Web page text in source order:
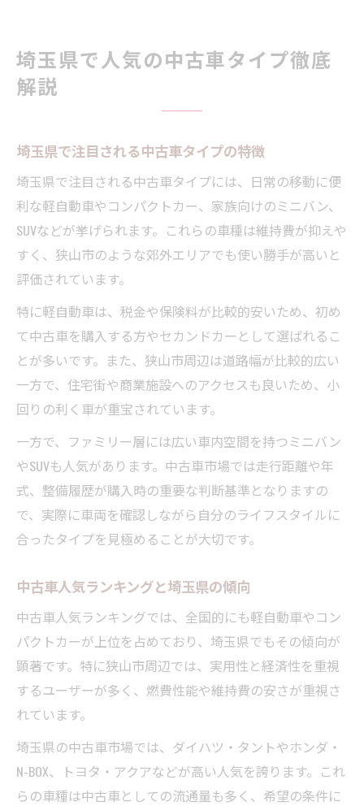
埼玉県で人気の中古車タイプ徹底
解説
埼玉県で注目される中古車タイプの特徴
埼玉県で注目される中古車タイプには、日常の移動に便
利な軽自動車やコンパクトカー、家族向けのミニバン、
SUVなどが挙げられます。これらの車種は維持費が抑えや
すく、狭山市のような郊外エリアでも使い勝手が高いと
評価されています。
特に軽自動車は、税金や保険料が比較的安いため、初め
て中古車を購入する方やセカンドカーとして選ばれるこ
とが多いです。また、狭山市周辺は道路幅が比較的広い
一方で、住宅街や商業施設へのアクセスも良いため、小
回りの利く車が重宝されています。
一方で、ファミリー層には広い車内空間を持つミニバン
やSUVも人気があります。中古車市場では走行距離や年
式、整備履歴が購入時の重要な判断基準となりますの
で、実際に車両を確認しながら自分のライフスタイルに
合ったタイプを見極めることが大切です。
中古車人気ランキングと埼玉県の傾向
中古車人気ランキングでは、全国的にも軽自動車やコン
パクトカーが上位を占めており、埼玉県でもその傾向が
顕著です。特に狭山市周辺では、実用性と経済性を重視
するユーザーが多く、燃費性能や維持費の安さが重視さ
れています。
埼玉県の中古車市場では、ダイハツ・タントやホンダ・
N-BOX、トヨタ・アクアなどが高い人気を誇ります。これ
らの車種は中古車としての流通量も多く、希望の条件に